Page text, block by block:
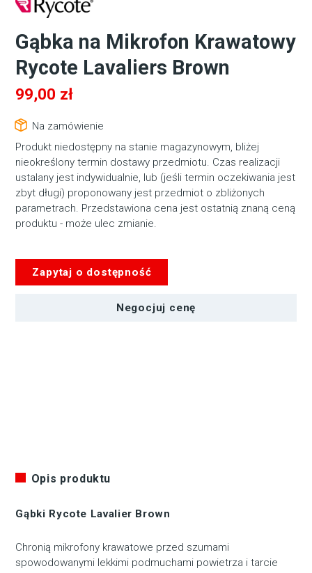
Gąbka na Mikrofon Krawatowy
Rycote Lavaliers Brown
99,00 zł
Na zamówienie
Produkt niedostępny na stanie magazynowym, bliżej
nieokreślony termin dostawy przedmiotu. Czas realizacji
ustalany jest indywidualnie, lub (jeśli termin oczekiwania jest
zbyt długi) proponowany jest przedmiot o zbliżonych
parametrach. Przedstawiona cena jest ostatnią znaną ceną
produktu - może ulec zmianie.
Zapytaj o dostępność
Negocjuj cenę
Opis produktu
Gąbki Rycote Lavalier Brown
Chronią mikrofony krawatowe przed szumami
spowodowanymi lekkimi podmuchami powietrza i tarcie